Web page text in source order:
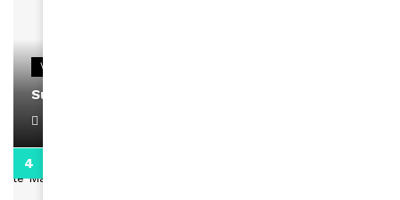
VIDEOS
Support Black Business Wee-kend